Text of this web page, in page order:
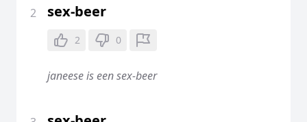
2 sex-beer
2 0
janeese is een sex-beer